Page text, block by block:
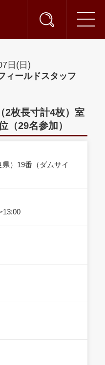
日(日)
ィールドスタッフ
2枚長寸計4枚）室
（29名参加）
）19番（ダムサイ
13:00